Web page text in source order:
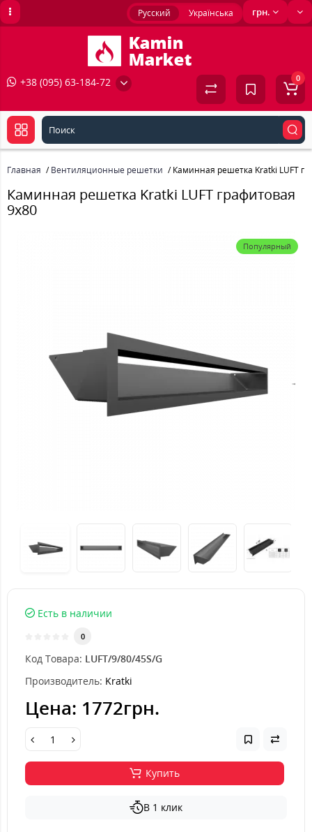
грн.
Русский Українська
+38 (095) 63-184-72 0
Главная Вентиляционные решетки Каминная решетка Kratki LUFT
Каминная решетка Kratki LUFT графитовая
9x80
Популярный
Есть в наличии
0
Код Товара: LUFT/9/80/45S/G
Производитель: Kratki
Цена: 1772грн.
Купить
В 1 клик